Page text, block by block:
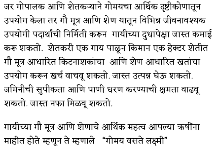
जर गोपालक आणि शेतकर्‍याने गोमयचा आर्थिक दृष्टीकोणातून
उपयोग केला तर गौ मूत्र आणि शेण यातून विभिन्न जीवनावश्यक
उपयोगी पदार्थांची निर्मिती करून गायीच्या दुधापेक्षा जास्त कमाई
करू शकतो. शेतकरी एक गाय पाळून किमान एक हेक्टर शेतीत
गौ मूत्र आधारित किटनाशकांचा आणि शेण आधारित खतांचा
उपयोग करून खर्च वाचवू शकतो. जास्त उत्पन्न घेऊ शकतो.
जमिनीची सुपीकता आणि पाणी धरण करण्याची क्षमता वाढवू
शकतो. जास्त नफा मिळवू शकतो.
गायीच्या गौ मूत्र आणि शेणाचे आर्थिक महत्व आपल्या ऋषींना
माहीत होते म्हणून ते म्हणाले “गोमय वसते लक्ष्मी”